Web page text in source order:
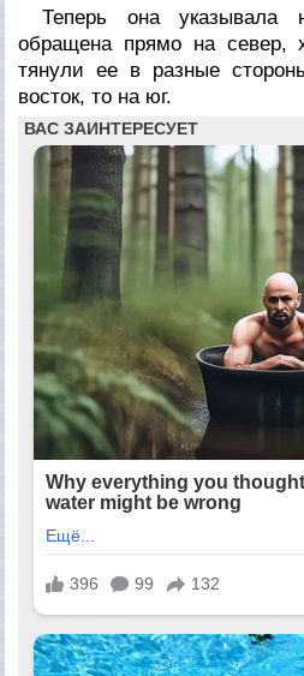
Теперь она указывала
обращена прямо на север,
тянули ее в разные
восток, то на юг.